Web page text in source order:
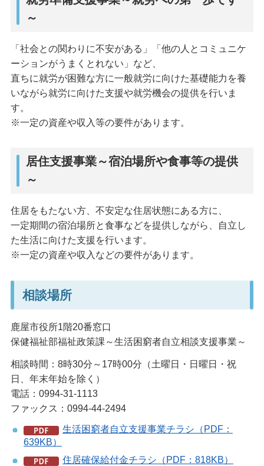
～
「社会との関わりに不安がある」「他の人とコミュニケ
ーションがうまくとれない」など、
直ちに就労が困難な方に一般就労に向けた基礎能力を養
いながら就労に向けた支援や就労機会の提供を行いま
す。
※一定の資産や収入等の要件があります。
居住支援事業～宿泊場所や食事等の提供
～
住居をもたない方、不安定な住居状態にある方に、
一定期間の宿泊場所と食事などを提供しながら、自立し
た生活に向けた支援を行います。
※一定の資産や収入などの要件があります。
相談場所
鹿屋市役所1階20番窓口
保健福祉部福祉政策課～生活困窮者自立相談支援事業～
相談時間：8時30分～17時00分（土曜日・日曜日・祝
日、年末年始を除く）
電話：0994-31-1113
ファックス：0994-44-2494
生活困窮者自立支援事業チラシ（PDF：
639KB）
住居確保給付金チラシ（PDF：818KB）